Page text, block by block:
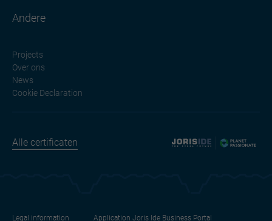
Andere
Projects
Over ons
News
Cookie Declaration
Alle certificaten
Legal information Application Joris Ide Business Portal